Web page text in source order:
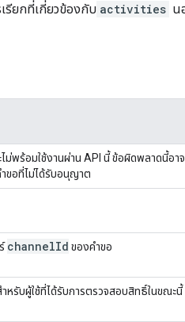
รียกที่เกี่ยวข้องกับ activities น
ม่พร้อมใช้งานผ่าน API นี้ ข้อผิดพลาดนี้อ
ำขอที่ไม่ได้รับอนุญาต
channelId ของคำขอ
รับผู้ใช้ที่ได้รับการตรวจสอบสิทธิ์ในขณะนี้